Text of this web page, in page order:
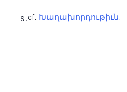
s.cf. Խաղախորդութիւն.